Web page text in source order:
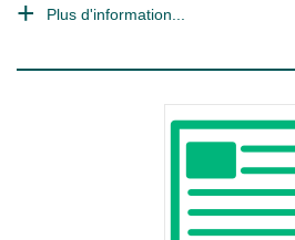
Plus d'information...